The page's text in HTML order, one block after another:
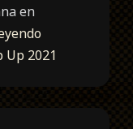
en
Up 2021